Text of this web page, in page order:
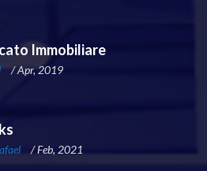
Immobiliare
/ Apr, 2019
/ Feb, 2021